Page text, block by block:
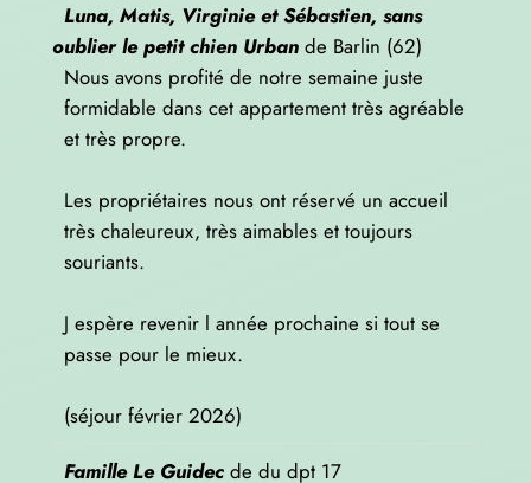
Luna, Matis, Virginie et Sébastien, sans
oublier le petit chien Urban de Barlin (62)
Nous avons profité de notre semaine juste
formidable dans cet appartement très agréable
et très propre.
Les propriétaires nous ont réservé un accueil
très chaleureux, très aimables et toujours
souriants.
J espère revenir l année prochaine si tout se
passe pour le mieux.
(séjour février 2026)
Famille Le Guidec de du dpt 17